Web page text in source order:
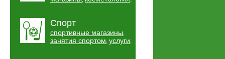
Спорт
спортивные магазины,
занятия спортом, услуги,